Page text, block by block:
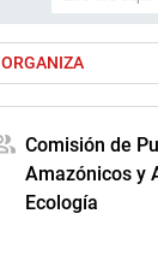
ORGANIZA
Comisión de
Amazónicos y
Ecología